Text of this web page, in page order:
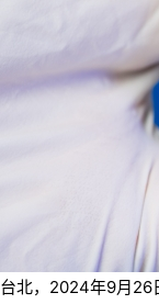
台北，2024年9月